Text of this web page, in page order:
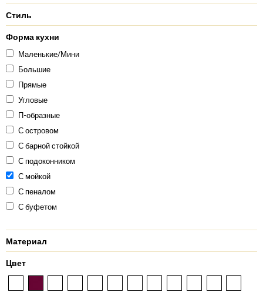
Стиль
Форма кухни
Маленькие/Мини
Большие
Прямые
Угловые
П-образные
С островом
С барной стойкой
С подоконником
С мойкой
С пеналом
С буфетом
Материал
Цвет